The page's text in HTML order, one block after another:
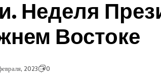
Неделя
Востоке
2023 0